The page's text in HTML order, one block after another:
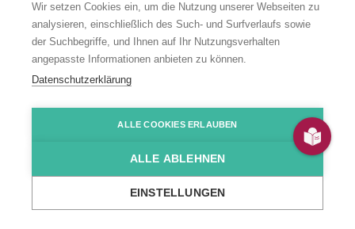
Top Themen
Teilhabe & Assistenz
Altenpflege
Gesundheit & Kliniken
Bildung & Ausbildung
Produkte & Services
Datenschutzerklärung
HinSchG-/LkSG-Hinweis JoDi Shop
© 2026 Johannes-Diakonie Mosbach
Wir setzen Cookies ein, um die Nutzung unserer Webseiten zu
analysieren, einschließlich des Such- und Surfverlaufs sowie
der Suchbegriffe, und Ihnen auf Ihr Nutzungsverhalten
angepasste Informationen anbieten zu können.
Datenschutzerklärung
ALLE COOKIES ERLAUBEN
ALLE ABLEHNEN
EINSTELLUNGEN